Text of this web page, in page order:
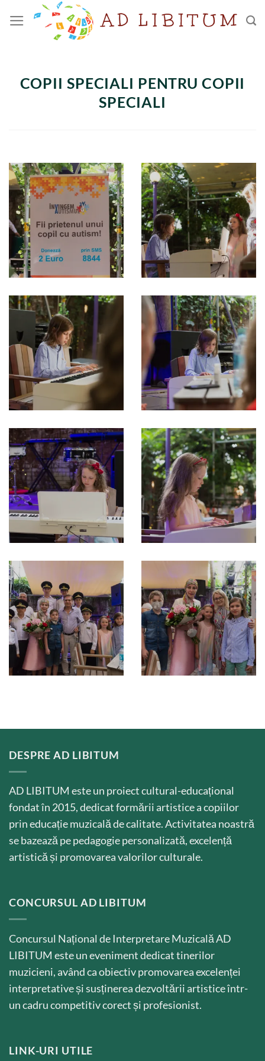
COPII SPECIALI PENTRU COPII
SPECIALI
DESPRE AD LIBITUM
AD LIBITUM este un proiect cultural-educațional
fondat în 2015, dedicat formării artistice a copiilor
prin educație muzicală de calitate. Activitatea noastră
se bazează pe pedagogie personalizată, excelență
artistică și promovarea valorilor culturale.
CONCURSUL AD LIBITUM
Concursul Național de Interpretare Muzicală AD
LIBITUM este un eveniment dedicat tinerilor
muzicieni, având ca obiectiv promovarea excelenței
interpretative și susținerea dezvoltării artistice într-
un cadru competitiv corect și profesionist.
LINK-URI UTILE